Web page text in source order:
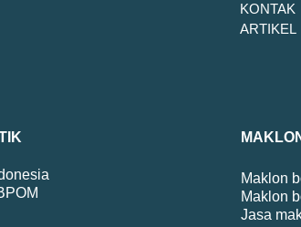
KONTAK
ARTIKEL
Maklon
Maklon
Jasa